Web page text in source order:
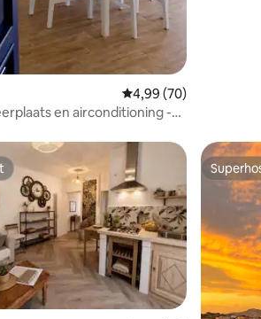
Gemiddelde
4,99 (70)
en airconditioning -